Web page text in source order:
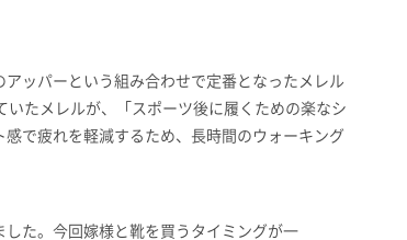
ッパーという組み合わせで定番となったメレル
たメレルが、「スポーツ後に履くための楽なシ
で疲れを軽減するため、長時間のウォーキング
た。今回嫁様と靴を買うタイミングが一